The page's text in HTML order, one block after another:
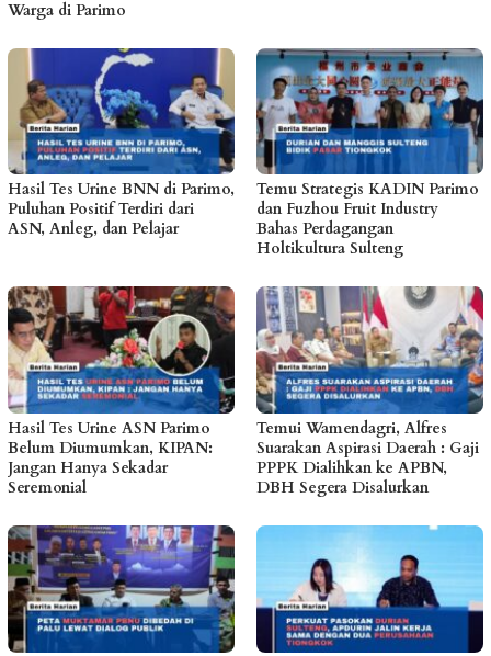
Warga di Parimo
Hasil Tes Urine BNN di Parimo,
Puluhan Positif Terdiri dari
ASN, Anleg, dan Pelajar
Temu Strategis KADIN Parimo
dan Fuzhou Fruit Industry
Bahas Perdagangan
Holtikultura Sulteng
Hasil Tes Urine ASN Parimo
Belum Diumumkan, KIPAN:
Jangan Hanya Sekadar
Seremonial
Temui Wamendagri, Alfres
Suarakan Aspirasi Daerah : Gaji
PPPK Dialihkan ke APBN,
DBH Segera Disalurkan